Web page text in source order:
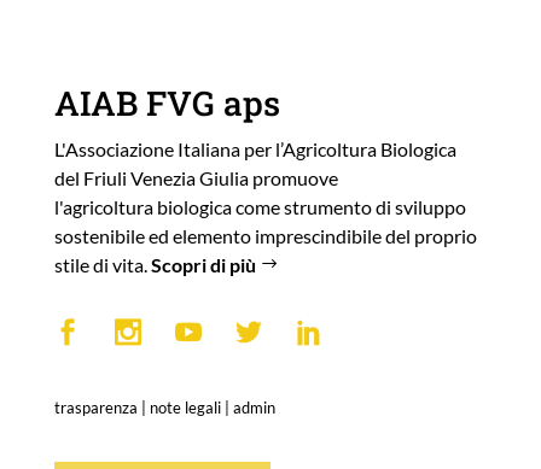
AIAB FVG aps
L'Associazione Italiana per l’Agricoltura Biologica
del Friuli Venezia Giulia promuove
l'agricoltura biologica come strumento di sviluppo
sostenibile ed elemento imprescindibile del proprio
stile di vita.Scopri di più
trasparenza note legali| admin